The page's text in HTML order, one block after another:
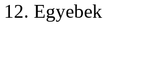
12. Egyebek